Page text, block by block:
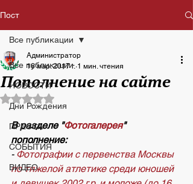
Пост
Все публикации
НОВОСТИ
Дни Рождения
ПРЕССА
СОБЫТИЯ
ВИДЕО
Все публикации
Пополнение на сайте
Администратор
16 мар. 2017 г. 1 мин. чтения
Оценка: не число из 5 звезд.
В разделе "Фотогалерея"
пополнение:
- Фотографии с первенства Москвы
по тяжелой атлетике среди юношей